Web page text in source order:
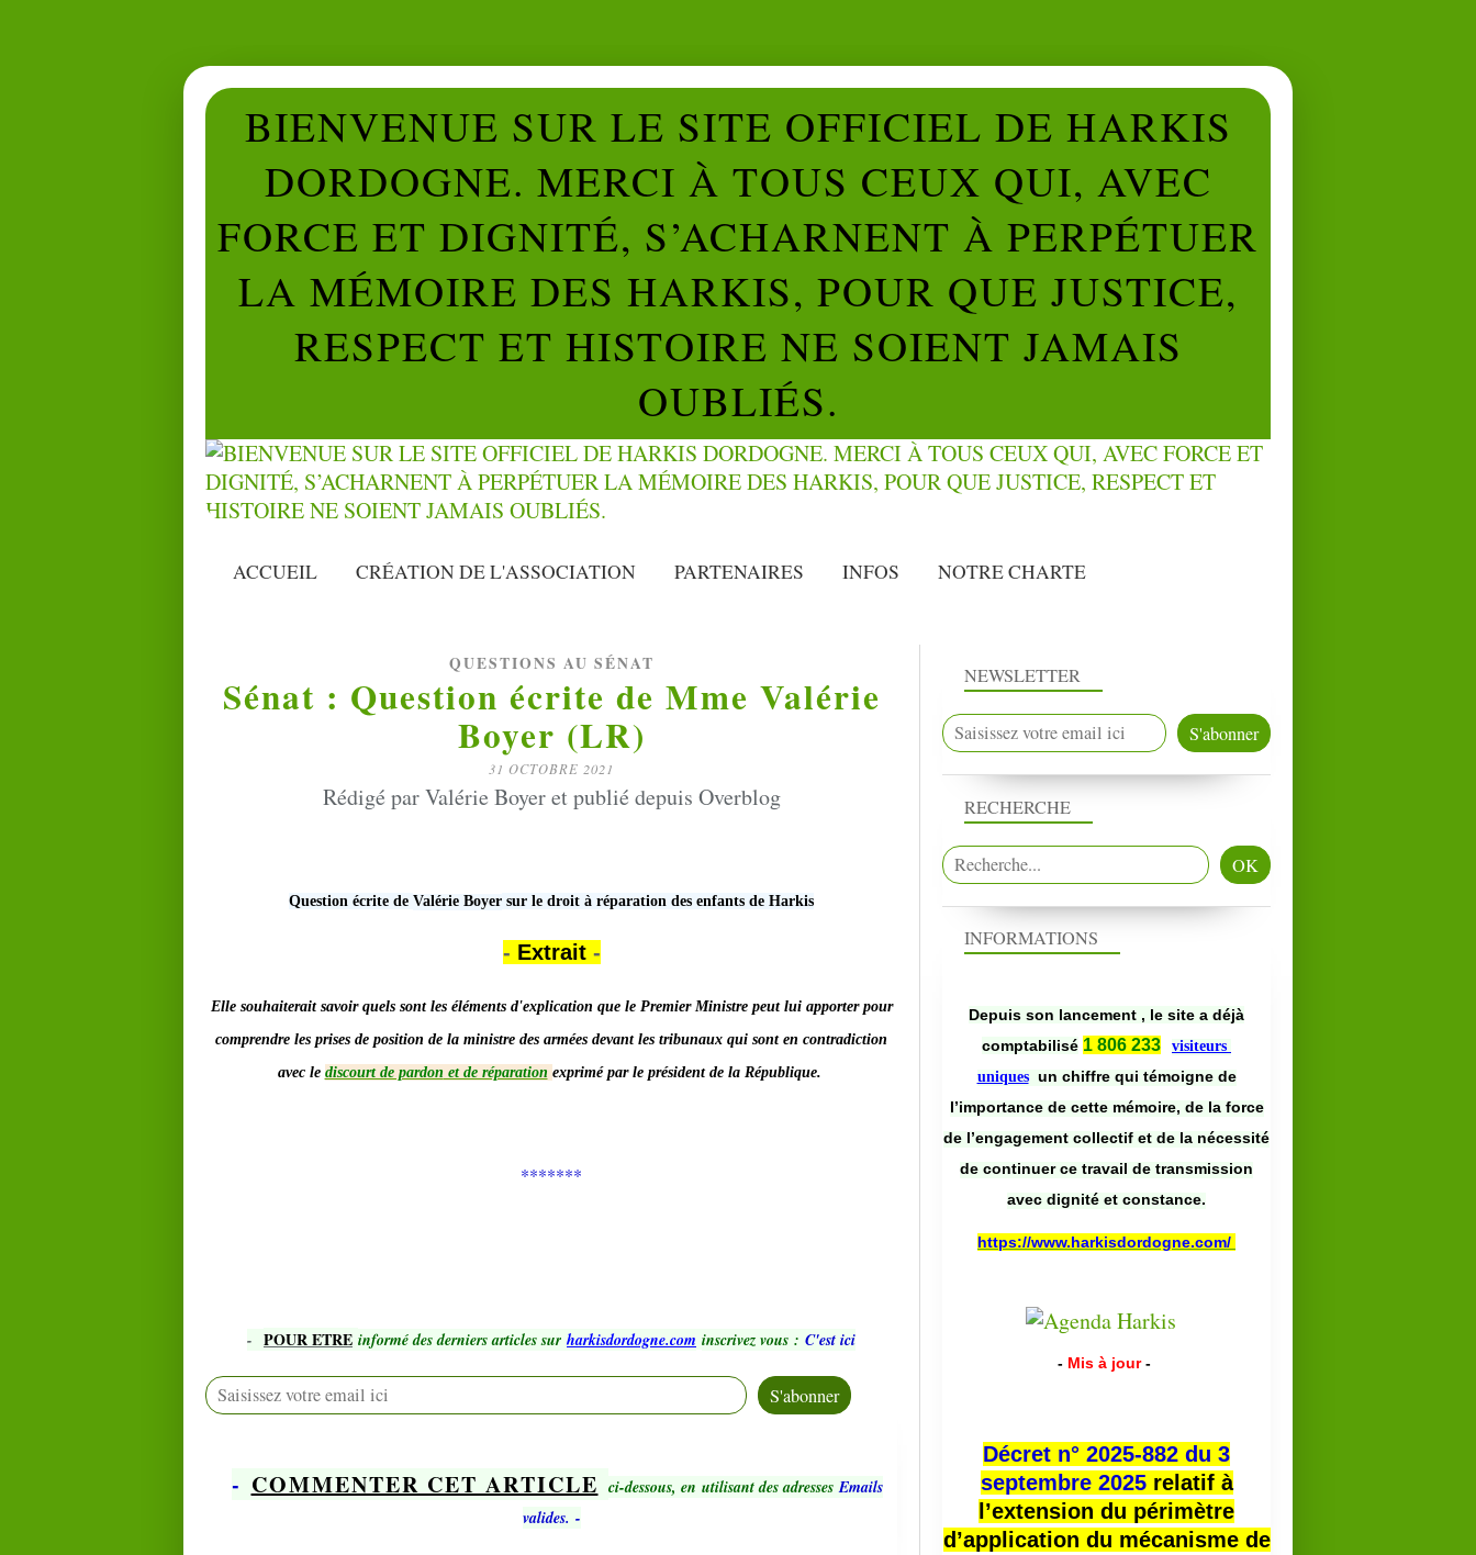
BIENVENUE SUR LE SITE OFFICIEL DE HARKIS
DORDOGNE. MERCI À TOUS CEUX QUI, AVEC
FORCE ET DIGNITÉ, S’ACHARNENT À PERPÉTUER
LA MÉMOIRE DES HARKIS, POUR QUE JUSTICE,
RESPECT ET HISTOIRE NE SOIENT JAMAIS
OUBLIÉS.
ACCUEIL CRÉATION DE L'ASSOCIATION PARTENAIRES INFOS NOTRE CHARTE
QUESTIONS AU SÉNAT
Sénat : Question écrite de Mme Valérie
Boyer (LR)
31 OCTOBRE 2021
Rédigé par Valérie Boyer et publié depuis Overblog
Question écrite de Valérie Boyer sur le droit à réparation des enfants de Harkis
- Extrait -
Elle souhaiterait savoir quels sont les éléments d'explication que le Premier Ministre peut lui apporter pour
comprendre les prises de position de la ministre des armées devant les tribunaux qui sont en contradiction
avec le discourt de pardon et de réparation exprimé par le président de la République.
*******
- POUR ETRE informé des derniers articles sur harkisdordogne.com inscrivez vous : C'est ici
- COMMENTER CET ARTICLE ci-dessous, en utilisant des adressesEmails
valides. -
NEWSLETTER
RECHERCHE
INFORMATIONS
Depuis son lancement , le site a déjà
comptabilisé 1 806 233
visiteurs
uniques un chiffre qui témoigne de
l’importance de cette mémoire, de la force
de l’engagement collectif et de la nécessité
de continuer ce travail de transmission
avec dignité et constance.
https://www.harkisdordogne.com/
- Mis à jour -
Décret n° 2025-882 du 3
septembre 2025relatif à
l’extension du périmètre
d’application du mécanisme de